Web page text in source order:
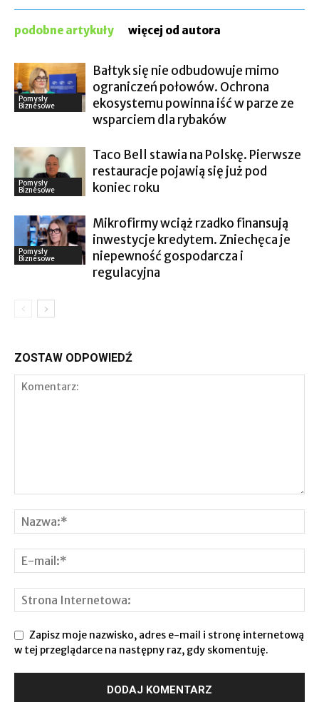
podobne artykuły więcej od autora
Pomysły
Biznesowe
Bałtyk się nie odbudowuje mimo
ograniczeń połowów. Ochrona
ekosystemu powinna iść w parze ze
wsparciem dla rybaków
Pomysły
Biznesowe
Taco Bell stawia na Polskę. Pierwsze
restauracje pojawią się już pod
koniec roku
Pomysły
Biznesowe
Mikrofirmy wciąż rzadko finansują
inwestycje kredytem. Zniechęca je
niepewność gospodarcza i
regulacyjna
ZOSTAW ODPOWIEDŹ
Zapisz moje nazwisko, adres e-mail i stronę internetową
w tej przeglądarce na następny raz, gdy skomentuję.